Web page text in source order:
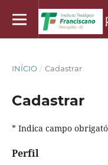
INÍCIO / Cadastrar
Cadastrar
* Indica campo
Perfil